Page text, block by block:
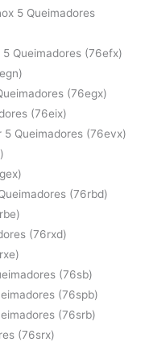
5 Queimadores
Queimadores (76efx)
(76egx)
(76eix)
5 Queimadores (76evx)
(76rbd)
(76rxd)
(76sb)
(76spb)
(76srb)
(76srx)